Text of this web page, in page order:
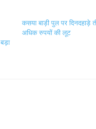
कसया बाड़ी पुल पर दिनदहाड़े
अधिक रुपयों की लूट